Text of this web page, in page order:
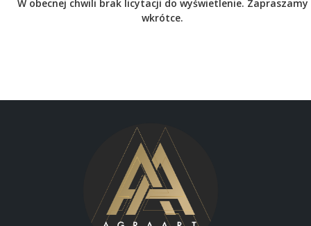
W obecnej chwili brak licytacji do wyświetlenie. Zapraszamy
wkrótce.